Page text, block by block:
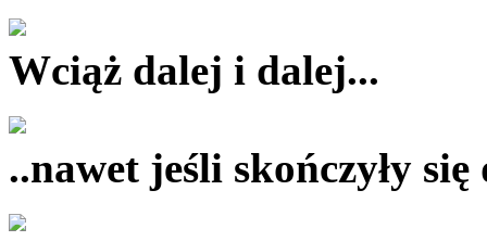
Wciąż dalej i dalej...
..nawet jeśli skończyły